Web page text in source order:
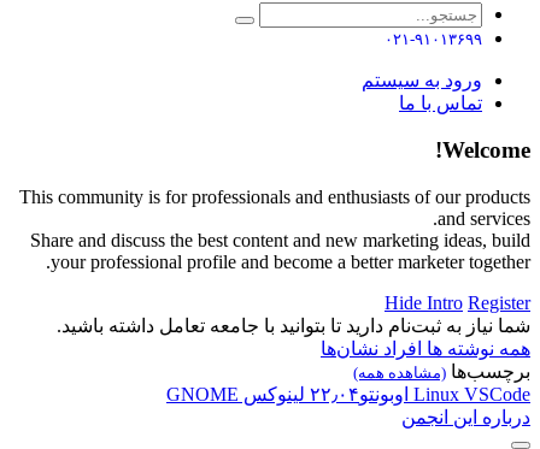
۰۲۱-۹۱۰۱۳۶۹۹
ورود به سیستم
تماس با ما
Welcome!
This community is for professionals and enthusiasts of our products
and services.
Share and discuss the best content and new marketing ideas, build
your professional profile and become a better marketer together.
Hide Intro Register
شما نیاز به ثبت‌نام دارید تا بتوانید با جامعه تعامل داشته باشید.
همه نوشته ها افراد نشان‌ها
برچسب‌ها (مشاهده همه)
Linux VSCode اوبونتو۲۲٫۰۴ لینوکس GNOME
درباره این انجمن